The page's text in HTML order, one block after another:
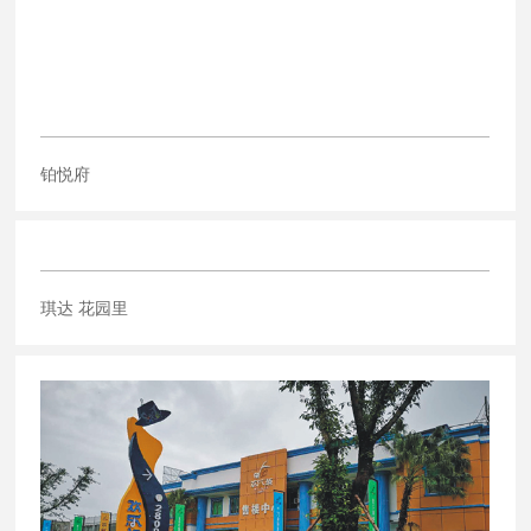
铂悦府
琪达 花园里